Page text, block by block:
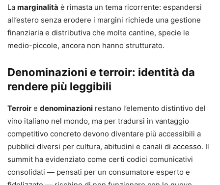
La marginalità è rimasta un tema ricorrente: espandersi
all’estero senza erodere i margini richiede una gestione
finanziaria e distributiva che molte cantine, specie le
medio-piccole, ancora non hanno strutturato.
Denominazioni e terroir: identità da
rendere più leggibili
Terroir e denominazioni restano l’elemento distintivo del
vino italiano nel mondo, ma per tradursi in vantaggio
competitivo concreto devono diventare più accessibili a
pubblici diversi per cultura, abitudini e canali di accesso. Il
summit ha evidenziato come certi codici comunicativi
consolidati — pensati per un consumatore esperto e